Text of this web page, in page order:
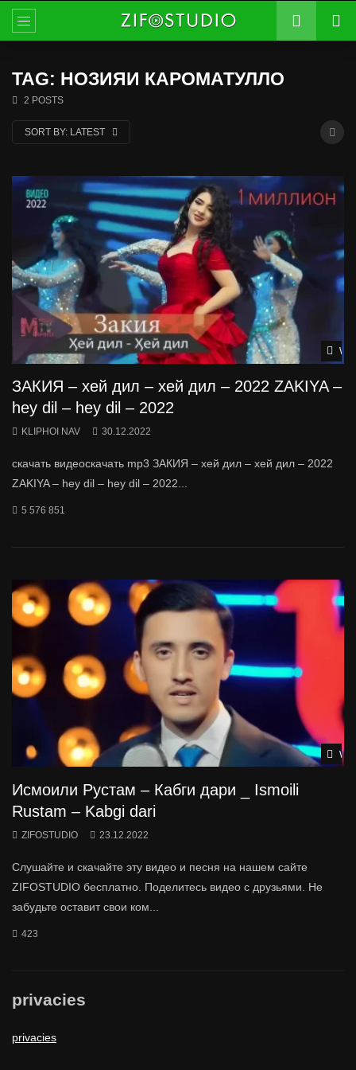
TAG: НОЗИЯИ КАРОМАТУЛЛО
2 POSTS
SORT BY: LATEST
ЗАКИЯ – хей дил – хей дил – 2022 ZAKIYA –
hey dil – hey dil – 2022
KLIPHOI NAV 30.12.2022
скачать видеоскачать mp3 ЗАКИЯ – хей дил – хей дил – 2022
ZAKIYA – hey dil – hey dil – 2022...
5 576 851
Исмоили Рустам – Кабги дари _ Ismoili
Rustam – Kabgi dari
ZIFOSTUDIO 23.12.2022
Слушайте и скачайте эту видео и песня на нашем сайте
ZIFOSTUDIO бесплатно. Поделитесь видео с друзьями. Не
забудьте оставит свои ком...
423
privacies
privacies